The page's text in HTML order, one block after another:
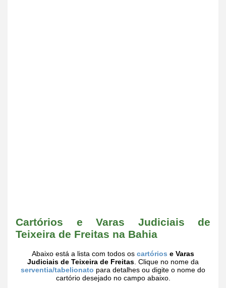
Cartórios e Varas Judiciais de
Teixeira de Freitas na Bahia
Abaixo está a lista com todos os cartórios e Varas
Judiciais de Teixeira de Freitas . Clique no nome da
serventia/tabelionato para detalhes ou digite o nome do
cartório desejado no campo abaixo.